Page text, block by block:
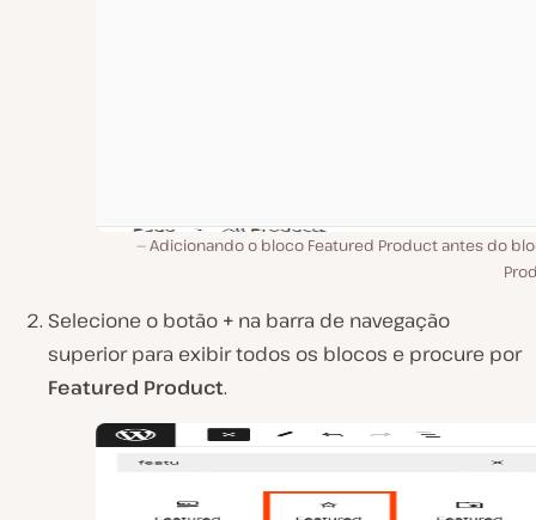
Adicionando o bloco Featured Product antes do
Selecione o botão + na barra de navegação
superior para exibir todos os blocos e procure por
Featured Product.